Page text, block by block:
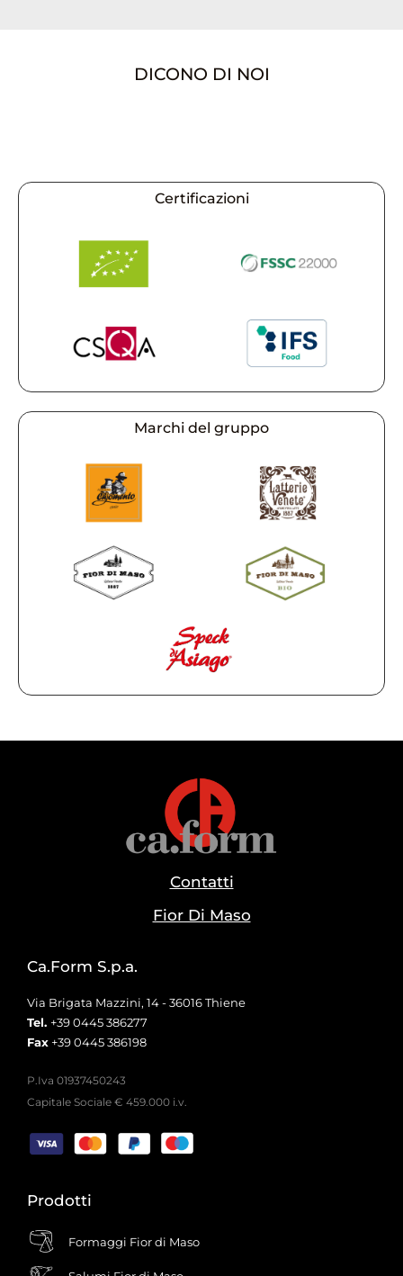
DICONO DI NOI
Certificazioni
Marchi del gruppo
Contatti
Fior Di Maso
Ca.Form S.p.a.
Via Brigata Mazzini, 14 - 36016 Thiene
Tel. +39 0445 386277
Fax +39 0445 386198
P.Iva 01937450243
Capitale Sociale € 459.000 i.v.
Prodotti
Formaggi Fior di Maso